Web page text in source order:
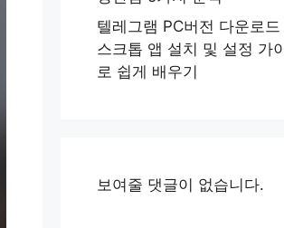
텔레그램 PC버전 다운로
스크톱 앱 설치 및 설정 가
로 쉽게 배우기
보여줄 댓글이 없습니다.